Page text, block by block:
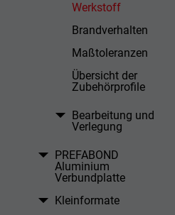
Werkstoff
Brandverhalten
Maßtoleranzen
Übersicht der
Zubehörprofile
Bearbeitung und
Verlegung
PREFABOND
Aluminium
Verbundplatte
Kleinformate